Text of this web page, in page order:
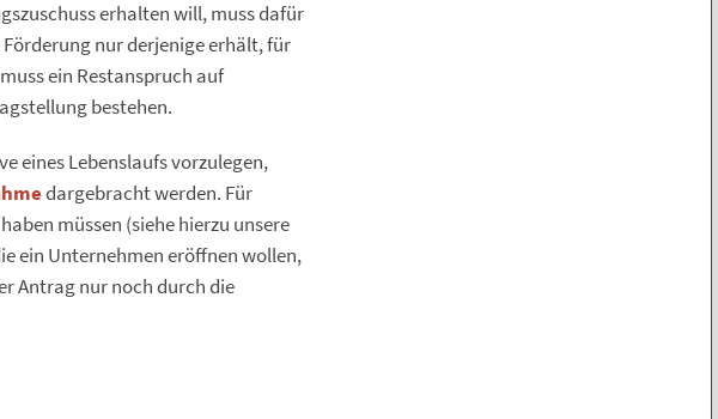
erhalten will, muss dafür
nur derjenige erhält, für
ein Restanspruch auf
bestehen.
eines Lebenslaufs vorzulegen,
dargebracht werden. Für
müssen (siehe hierzu unsere
ein Unternehmen eröffnen wollen,
Antrag nur noch durch die